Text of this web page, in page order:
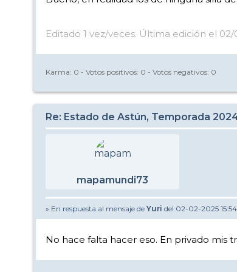
Editado 1 vez/veces. Última edición el 02/
Karma: 0 - Votos positivos: 0 - Votos negativos: 0
Re: Estado de Astún, Temporada
mapamundi73
» En respuesta al mensaje de Yuri del 02-02-2025 15:54
No hace falta hacer eso. En privado mis